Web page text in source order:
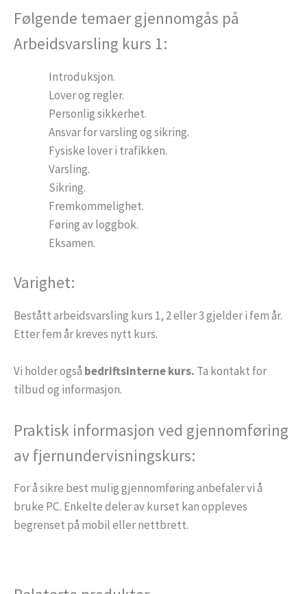
Følgende temaer gjennomgås på
Arbeidsvarsling kurs 1:
Introduksjon.
Lover og regler.
Personlig sikkerhet.
Ansvar for varsling og sikring.
Fysiske lover i trafikken.
Varsling.
Sikring.
Fremkommelighet.
Føring av loggbok.
Eksamen.
Varighet:
Bestått arbeidsvarsling kurs 1, 2 eller 3 gjelder i fem år.
Etter fem år kreves nytt kurs.
Vi holder også bedriftsinterne kurs. Ta kontakt for
tilbud og informasjon.
Praktisk informasjon ved gjennomføring
av fjernundervisningskurs:
For å sikre best mulig gjennomføring anbefaler vi å
bruke PC. Enkelte deler av kurset kan oppleves
begrenset på mobil eller nettbrett.